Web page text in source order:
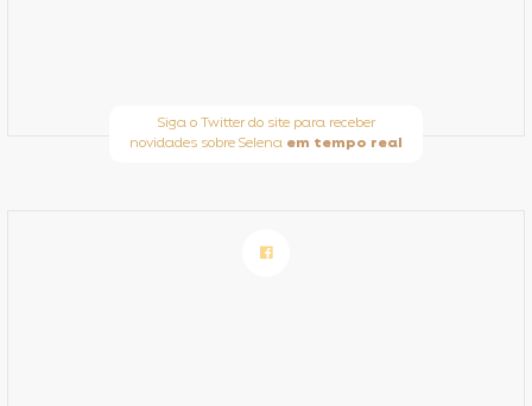
Siga o Twitter do site para receber
novidades sobre Selena em tempo real